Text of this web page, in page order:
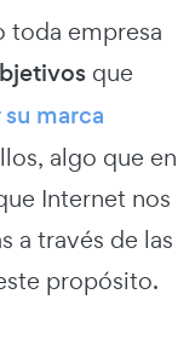
toda empresa
que
marca
algo que en
Internet nos
a través de las
propósito.